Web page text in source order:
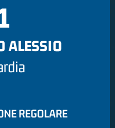
ALESSIO
REGOLARE